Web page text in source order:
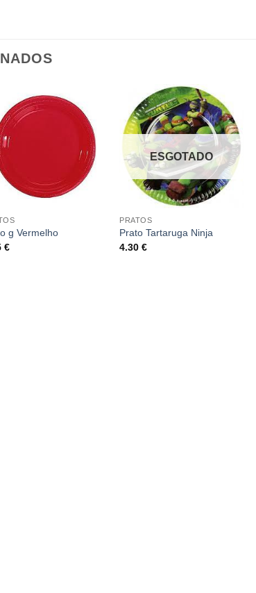
g Vermelho
€
ESGOTADO
PRATOS
Prato Tartaruga Ninja
4.30€